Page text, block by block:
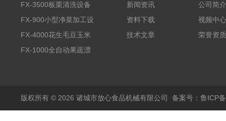
FX-3500板栗清洗设备
全自动气泡清洗机
FX-900小型净菜加工设
备野菜清洗机
FX-4000花生毛豆玉米
蒸煮漂烫机
FX-1000全自动果蔬漂
新闻资讯
资料下载
技术文章
公司简介
视频中心
荣誉资质
版权所有 © 2026 诸城市放心食品机械有限公司 备案号：鲁ICP